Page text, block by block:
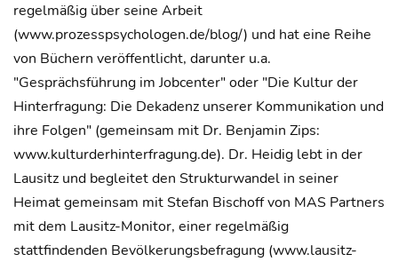
regelmäßig über seine Arbeit
(www.prozesspsychologen.de/blog/) und hat eine Reihe
von Büchern veröffentlicht, darunter u.a.
"Gesprächsführung im Jobcenter" oder "Die Kultur der
Hinterfragung: Die Dekadenz unserer Kommunikation und
ihre Folgen" (gemeinsam mit Dr. Benjamin Zips:
www.kulturderhinterfragung.de). Dr. Heidig lebt in der
Lausitz und begleitet den Strukturwandel in seiner
Heimat gemeinsam mit Stefan Bischoff von MAS Partners
mit dem Lausitz-Monitor, einer regelmäßig
stattfindenden Bevölkerungsbefragung (www.lausitz-